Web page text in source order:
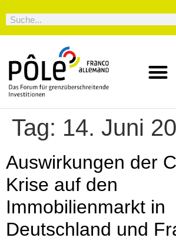
Tag: 14. Juni
Auswirkungen der
Krise auf den
Immobilienmarkt in
Deutschland und